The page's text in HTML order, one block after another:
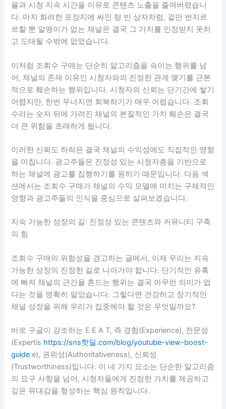
율과 시청 지속 시간을 이유로 콘텐츠 노출을 줄여버렸습니
다. 마치 화려한 포장지에 싸인 텅 빈 상자처럼, 겉만 번지르
르할 뿐 알맹이가 없는 채널은 결국 그 가치를 인정받지 못하
고 도태될 수밖에 없었습니다.
이처럼 조회수 구매는 단순히 알고리즘을 속이는 행위를 넘
어, 채널의 존재 이유인 시청자와의 진정한 관계 맺기를 근본
적으로 훼손하는 행위입니다. 시청자의 신뢰는 단기간에 쌓기
어렵지만, 한번 무너지면 회복하기가 매우 어렵습니다. 조회
수라는 숫자 뒤에 가려진 채널의 본질적인 가치 훼손은 결국
더 큰 위험을 초래하게 됩니다.
이러한 신뢰도 하락은 결국 채널의 수익성에도 직접적인 영향
을 미칩니다. 광고주들은 진정성 있는 시청자층을 기반으로
하는 채널에 광고를 집행하기를 원하기 때문입니다. 다음 섹
션에서는 조회수 구매가 채널의 수익 모델에 미치는 구체적인
영향과 광고주들의 인식을 중심으로 살펴보겠습니다.
지속 가능한 성장의 길: 진정성 있는 콘텐츠와 커뮤니티 구축
의 힘
조회수 구매의 위험성을 경고하는 글에서, 이제 우리는 지속
가능한 성장의 진정한 길로 나아가야 합니다. 단기적인 유혹
에 빠져 채널의 근간을 흔드는 행위는 결국 아무런 의미가 없
다는 것을 명확히 알았습니다. 그렇다면 건강하고 장기적인
채널 성장을 위해 우리가 집중해야 할 것은 무엇일까요?
바로 구글이 강조하는 E E A T, 즉 경험(Experience), 전문성
(Expertis https://sns핫딜.com/blog/youtube-view-boost-
guide e), 권위성(Authoritativeness), 신뢰성
(Trustworthiness)입니다. 이 네 가지 요소는 단순한 알고리즘
의 요구 사항을 넘어, 시청자들에게 진정한 가치를 제공하고
깊은 유대감을 형성하는 핵심 원칙입니다.